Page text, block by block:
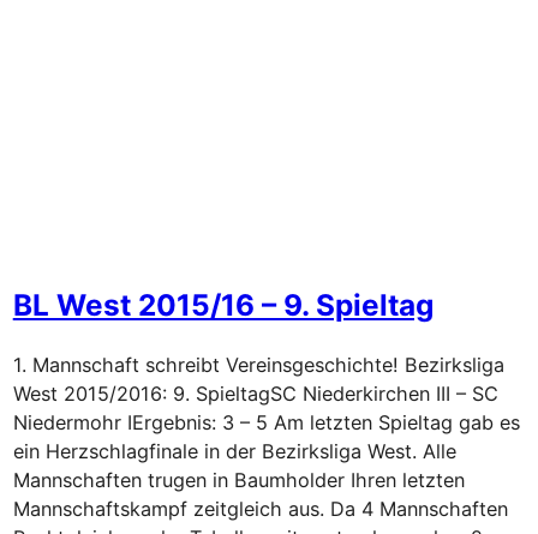
BL West 2015/16 – 9. Spieltag
1. Mannschaft schreibt Vereinsgeschichte! Bezirksliga
West 2015/2016: 9. SpieltagSC Niederkirchen III – SC
Niedermohr IErgebnis: 3 – 5 Am letzten Spieltag gab es
ein Herzschlagfinale in der Bezirksliga West. Alle
Mannschaften trugen in Baumholder Ihren letzten
Mannschaftskampf zeitgleich aus. Da 4 Mannschaften